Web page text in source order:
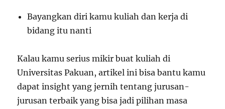
Bayangkan diri kamu kuliah dan kerja di
bidang itu nanti
Kalau kamu serius mikir buat kuliah di
Universitas Pakuan, artikel ini bisa bantu kamu
dapat insight yang jernih tentang jurusan-
jurusan terbaik yang bisa jadi pilihan masa